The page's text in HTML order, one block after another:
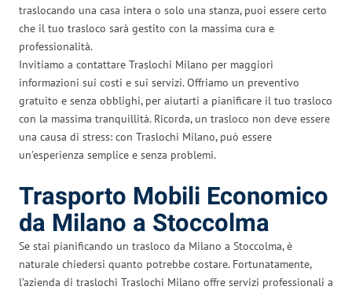
traslocando una casa intera o solo una stanza, puoi essere certo
che il tuo trasloco sarà gestito con la massima cura e
professionalità.
Invitiamo a contattare Traslochi Milano per maggiori
informazioni sui costi e sui servizi. Offriamo un preventivo
gratuito e senza obblighi, per aiutarti a pianificare il tuo trasloco
con la massima tranquillità. Ricorda, un trasloco non deve essere
una causa di stress: con Traslochi Milano, può essere
un’esperienza semplice e senza problemi.
Trasporto Mobili Economico
da Milano a Stoccolma
Se stai pianificando un trasloco da Milano a Stoccolma, è
naturale chiedersi quanto potrebbe costare. Fortunatamente,
l’azienda di traslochi Traslochi Milano offre servizi professionali a